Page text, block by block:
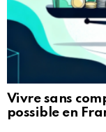
Vivre sans
possible en